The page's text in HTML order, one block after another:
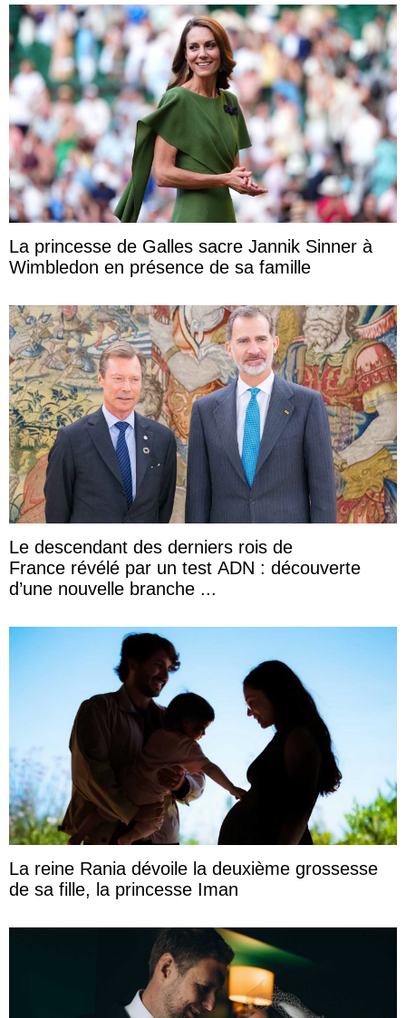
La princesse de Galles sacre Jannik Sinner à
Wimbledon en présence de sa famille
Le descendant des derniers rois de
France révélé par un test ADN : découverte
d’une nouvelle branche ...
La reine Rania dévoile la deuxième grossesse
de sa fille, la princesse Iman